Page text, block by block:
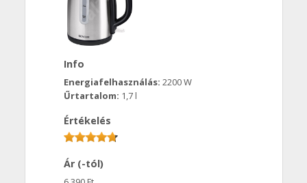
Info
Energiafelhasználás: 2200 W
Űrtartalom: 1,7 l
Értékelés
Ár (-tól)